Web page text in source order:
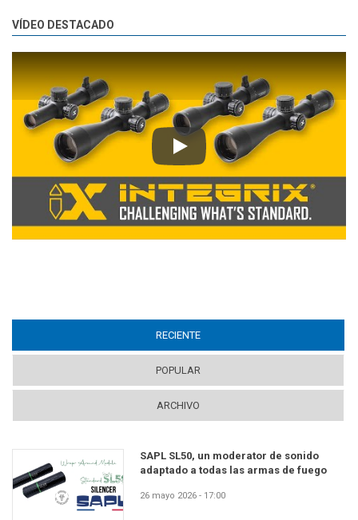
VÍDEO DESTACADO
Play
RECIENTE
POPULAR
ARCHIVO
SAPL SL50, un moderator de sonido
adaptado a todas las armas de fuego
26 mayo 2026 - 17:00